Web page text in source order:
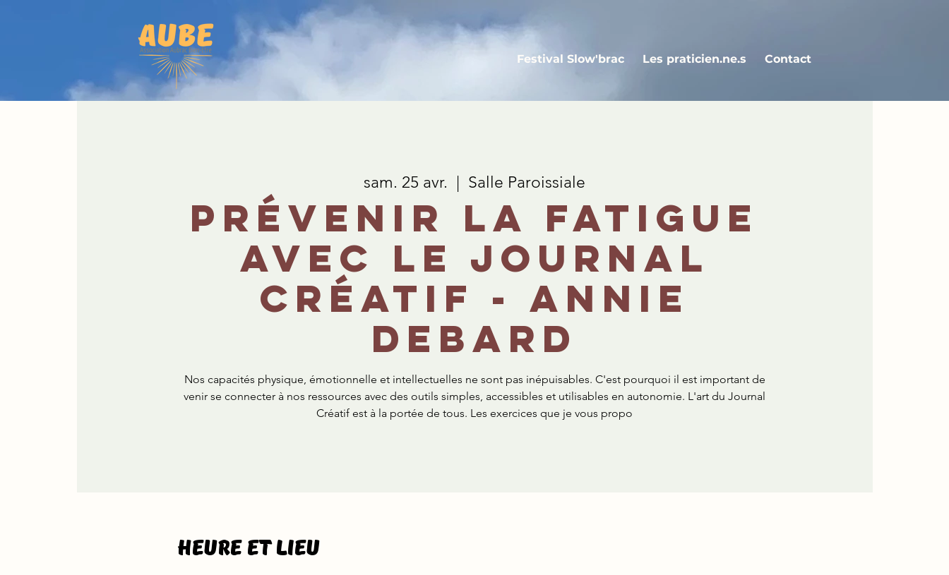
Festival Slow'brac Les praticien.ne.s Contact
sam. 25 avr. Salle Paroissiale
Prévenir la fatigue
avec le Journal
Créatif - Annie
Debard
Nos capacités physique, émotionnelle et intellectuelles ne sont pas inépuisables. C'est pourquoi il est important de
venir se connecter à nos ressources avec des outils simples, accessibles et utilisables en autonomie. L'art du Journal
Créatif est à la portée de tous. Les exercices que je vous propo
Heure et lieu